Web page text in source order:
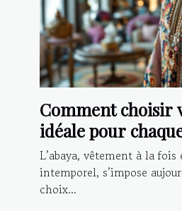
Comment choisir
idéale pour
L’abaya, vêtement à la
intemporel, s’impose
choix...